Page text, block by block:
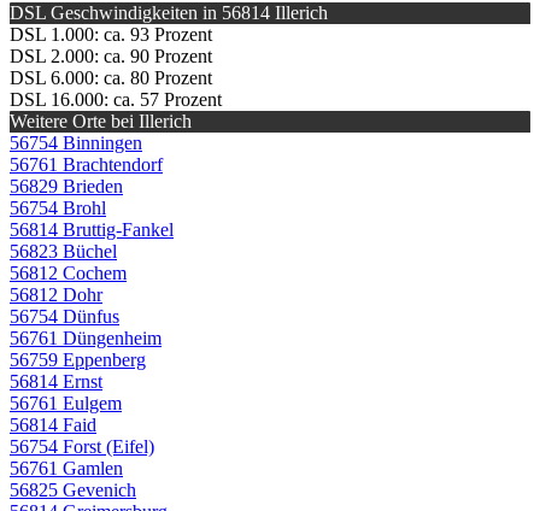
DSL Geschwindigkeiten in 56814 Illerich
DSL 1.000: ca. 93 Prozent
DSL 2.000: ca. 90 Prozent
DSL 6.000: ca. 80 Prozent
DSL 16.000: ca. 57 Prozent
Weitere Orte bei Illerich
56754 Binningen
56761 Brachtendorf
56829 Brieden
56754 Brohl
56814 Bruttig-Fankel
56823 Büchel
56812 Cochem
56812 Dohr
56754 Dünfus
56761 Düngenheim
56759 Eppenberg
56814 Ernst
56761 Eulgem
56814 Faid
56754 Forst (Eifel)
56761 Gamlen
56825 Gevenich